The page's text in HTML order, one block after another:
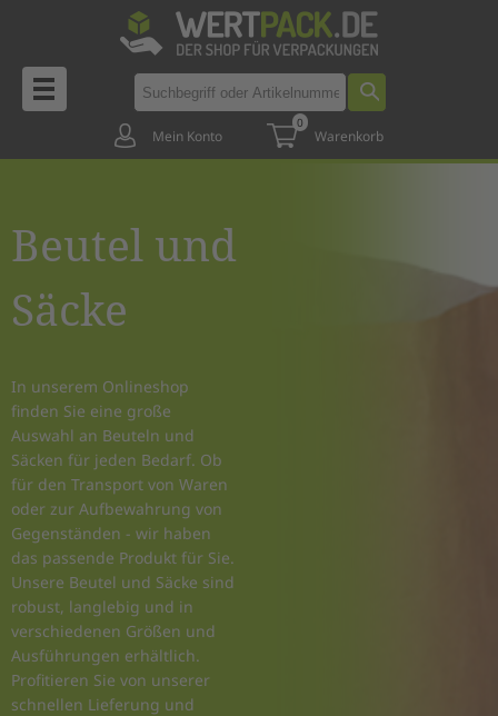
Mein Konto
0
Warenkorb
Beutel und
Säcke
In unserem Onlineshop
finden Sie eine große
Auswahl an Beuteln und
Säcken für jeden Bedarf. Ob
für den Transport von Waren
oder zur Aufbewahrung von
Gegenständen - wir haben
das passende Produkt für Sie.
Unsere Beutel und Säcke sind
robust, langlebig und in
verschiedenen Größen und
Ausführungen erhältlich.
Profitieren Sie von unserer
schnellen Lieferung und